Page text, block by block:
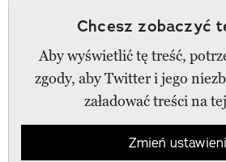
Chcesz zobaczyć
Aby wyświetlić tę treść,
zgody, aby Twitter i jego
załadować treści na
Zmień